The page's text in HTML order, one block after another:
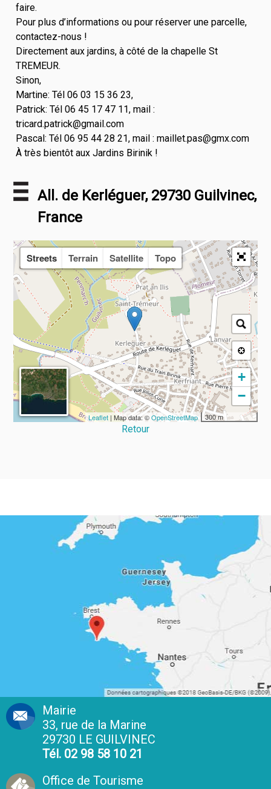
faire.
Pour plus d’informations ou pour réserver une parcelle,
contactez-nous !
Directement aux jardins, à côté de la chapelle St
TREMEUR.
Sinon,
Martine: Tél 06 03 15 36 23,
Patrick: Tél 06 45 17 47 11, mail :
tricard.patrick@gmail.com
Pascal: Tél 06 95 44 28 21, mail : maillet.pas@gmx.com
À très bientôt aux Jardins Birinik !
All. de Kerléguer, 29730 Guilvinec,
France
Streets Terrain Satellite Topo
+
−
300 m
Leaflet| Map data: ©OpenStreetMap
Retour
Mairie
33, rue de la Marine
29730 LE GUILVINEC
Tél. 02 98 58 10 21
Office de Tourisme